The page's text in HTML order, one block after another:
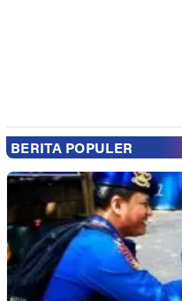
BERITA POPULER